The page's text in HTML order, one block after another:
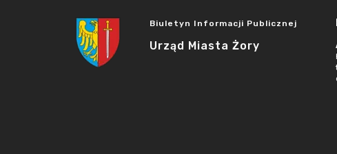
Biuletyn Informacji Publicznej
Urząd Miasta Żory